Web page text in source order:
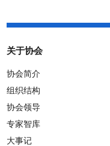
关于协会
协会简介
组织结构
协会领导
专家智库
大事记